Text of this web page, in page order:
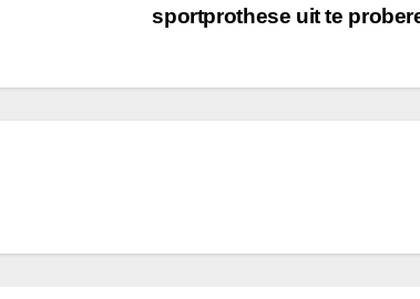
sportprothese uit te